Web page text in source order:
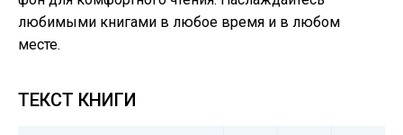
любимыми книгами в любое время и в любом
месте.
ТЕКСТ КНИГИ